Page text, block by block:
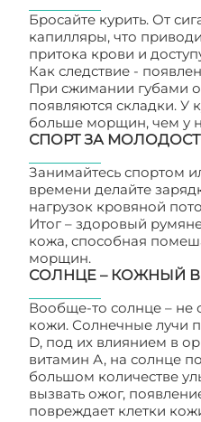
Бросайте курить. От
капилляры, что
притока крови и
Как следствие -
При сжимании губами
появляются складки. У
больше морщин, чем у
СПОРТ ЗА
Занимайтесь спортом
времени делайте
нагрузок кровяной
Итог – здоровый
кожа, способная
морщин.
СОЛНЦЕ – КОЖНЫЙ
Вообще-то солнце – не
кожи. Солнечные лучи
D, под их влиянием в
витамин А, на солнце
большом количестве
вызвать ожог,
повреждает клетки